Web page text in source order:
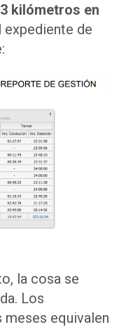
kilómetros en
expediente de
la cosa se
Los
meses equivalen